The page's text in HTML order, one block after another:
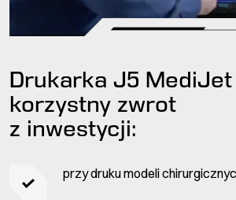
Drukarka J5
korzystny zwrot
z inwestycji:
przy druku modeli